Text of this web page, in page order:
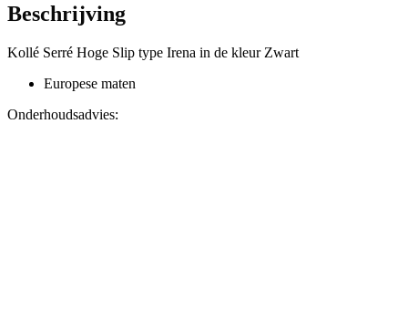
Beschrijving
Kollé Serré Hoge Slip type Irena in de kleur Zwart
Europese maten
Onderhoudsadvies: